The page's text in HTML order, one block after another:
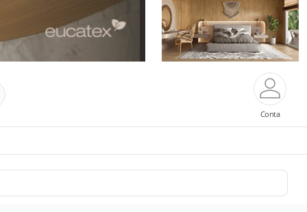
Conta